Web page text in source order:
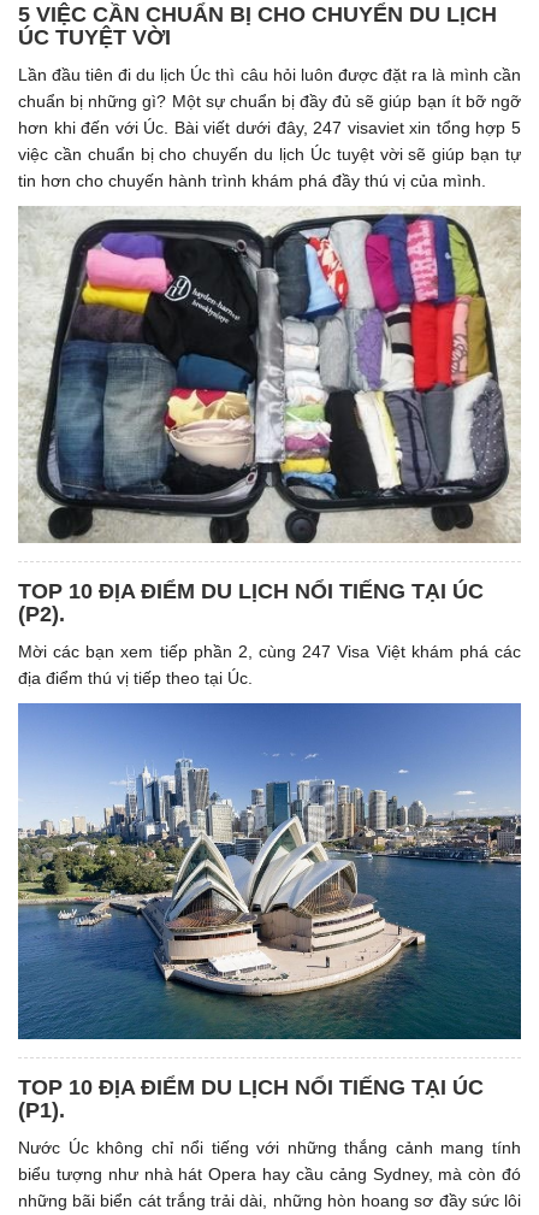
5 VIỆC CẦN CHUẨN BỊ CHO CHUYỂN DU LỊCH
ÚC TUYỆT VỜI
Lần đầu tiên đi du lịch Úc thì câu hỏi luôn được đặt ra là mình cần
chuẩn bị những gì? Một sự chuẩn bị đầy đủ sẽ giúp bạn ít bỡ ngỡ
hơn khi đến với Úc. Bài viết dưới đây, 247 visaviet xin tổng hợp 5
việc cần chuẩn bị cho chuyến du lịch Úc tuyệt vời sẽ giúp bạn tự
tin hơn cho chuyến hành trình khám phá đầy thú vị của mình.
TOP 10 ĐỊA ĐIỂM DU LỊCH NỔI TIẾNG TẠI ÚC
(P2).
Mời các bạn xem tiếp phần 2, cùng 247 Visa Việt khám phá các
địa điểm thú vị tiếp theo tại Úc.
TOP 10 ĐỊA ĐIỂM DU LỊCH NỔI TIẾNG TẠI ÚC
(P1). ​
Nước Úc không chỉ nổi tiếng với những thắng cảnh mang tính
biểu tượng như nhà hát Opera hay cầu cảng Sydney, mà còn đó
những bãi biển cát trắng trải dài, những hòn hoang sơ đầy sức lôi